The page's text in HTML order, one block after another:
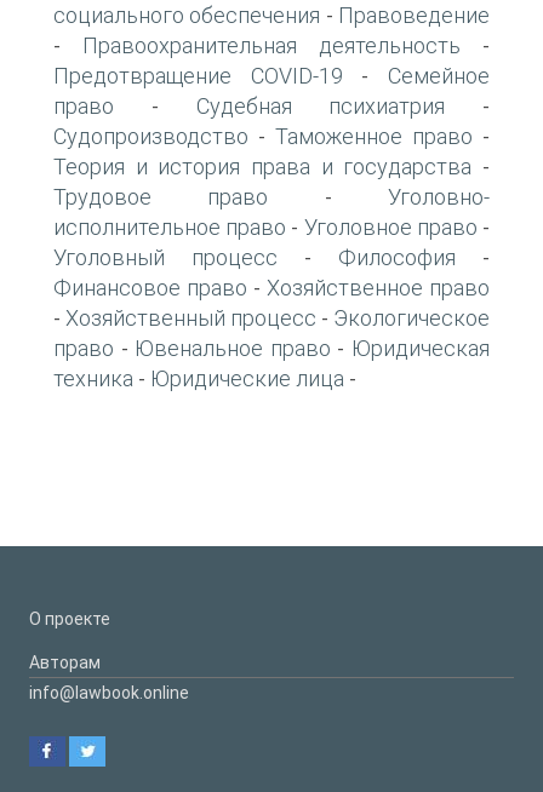
социального обеспечения - Правоведение
- Правоохранительная деятельность -
Предотвращение COVID-19 - Семейное
право - Судебная психиатрия -
Судопроизводство - Таможенное право -
Теория и история права и государства -
Трудовое право -Уголовно-
исполнительное право - Уголовное право -
Уголовный процесс - Философия -
Финансовое право - Хозяйственное право
- Хозяйственный процесс - Экологическое
право - Ювенальное право - Юридическая
техника - Юридические лица -
О проекте
Авторам
info@lawbook.online